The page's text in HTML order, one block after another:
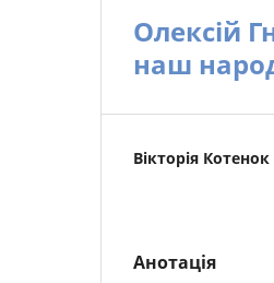
Олексій
наш
Вікторія Котенок
Анотація